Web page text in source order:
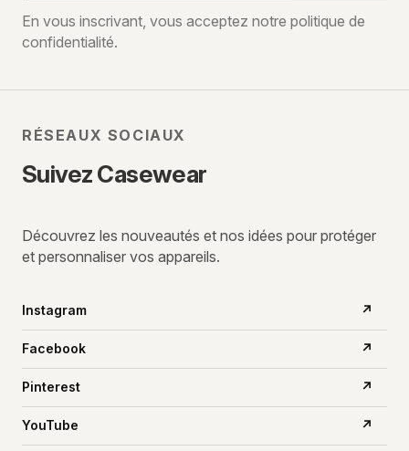
e-
mail
En vous inscrivant, vous acceptez notre politique de
confidentialité.
RÉSEAUX SOCIAUX
Suivez Casewear
Découvrez les nouveautés et nos idées pour protéger
et personnaliser vos appareils.
Instagram ↗
Facebook ↗
Pinterest ↗
YouTube ↗